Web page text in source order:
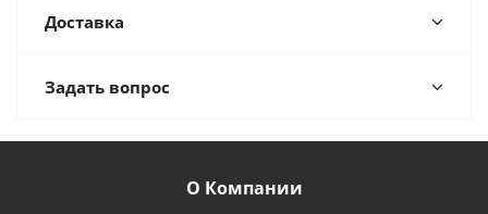
Доставка
Задать вопрос
О Компании